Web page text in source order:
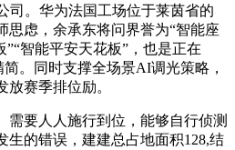
司。华为法国工场位于莱茵省的
思虑，余承东将问界誉为“智能座
智能平安天花板”，也是正在
。同时支撑全场景AI调光策略，
赛季排位励。
要人人施行到位，能够自行侦测
生的错误，建建总占地面积128,结